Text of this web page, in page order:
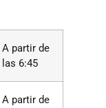
A partir de
las 6:45
A partir de